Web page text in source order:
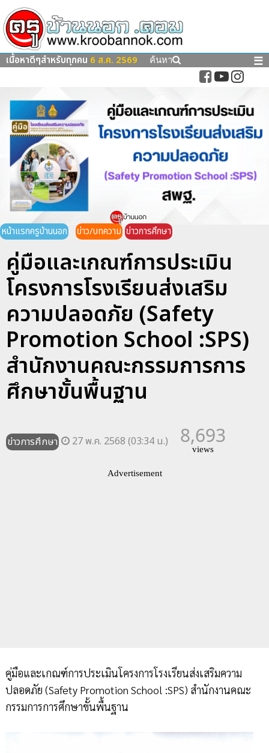
เนื้อหาดีๆสำหรับทุกคน 6 ส.ค. 2569 ค้นหา ☰
หน้าแรกครูบ้านนอก ข่าว/บทความ ข่าวการศึกษา
คู่มือและเกณฑ์การประเมิน
โครงการโรงเรียนส่งเสริม
ความปลอดภัย (Safety
Promotion School :SPS)
สำนักงานคณะกรรมการการ
ศึกษาขั้นพื้นฐาน
ข่าวการศึกษา 27 พ.ค. 2568 (03:34 น.) 8,693
views
Advertisement
คู่มือและเกณฑ์การประเมินโครงการโรงเรียนส่งเสริมความ
ปลอดภัย (Safety Promotion School :SPS) สำนักงานคณะ
กรรมการการศึกษาขั้นพื้นฐาน